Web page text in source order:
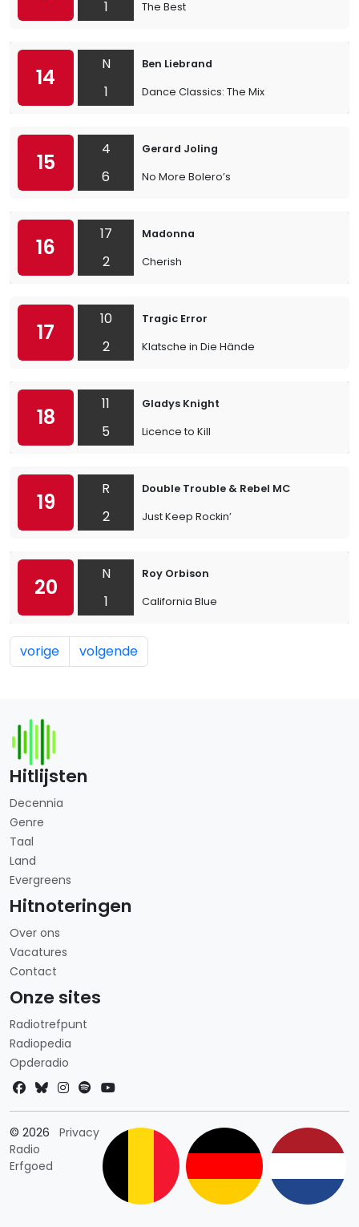
1
The Best
14
N
1
Ben Liebrand
Dance Classics: The Mix
15
4
6
Gerard Joling
No More Bolero’s
16
17
2
Madonna
Cherish
17
10
2
Tragic Error
Klatsche in Die Hände
18
11
5
Gladys Knight
Licence to Kill
19
R
2
Double Trouble & Rebel MC
Just Keep Rockin’
20
N
1
Roy Orbison
California Blue
vorige volgende
Hitlijsten
Decennia
Genre
Taal
Land
Evergreens
Hitnoteringen
Over ons
Vacatures
Contact
Onze sites
Radiotrefpunt
Radiopedia
Opderadio
© 2026
Radio
Erfgoed
PrivacyLandkeuze